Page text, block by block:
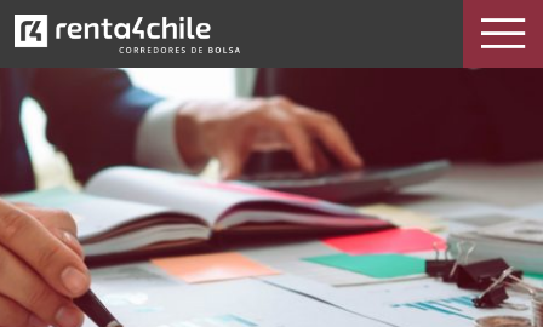
Servicio de asesoramiento patrimonial